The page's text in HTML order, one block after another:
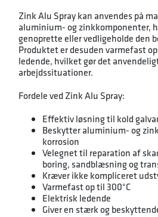
Zink Alu Spray kan anvendes på
aluminium- og zinkkomponenter,
genoprette eller vedligeholde den
Produktet er desuden varmefast
ledende, hvilket gør det
arbejdssituationer.
Fordele ved Zink Alu Spray:
Effektiv løsning til kold
Beskytter aluminium- og
korrosion
Velegnet til reparation af
boring, sandblæsning og
Kræver ikke kompliceret
Varmefast op til 300°C
Elektrisk ledende
Giver en stærk og